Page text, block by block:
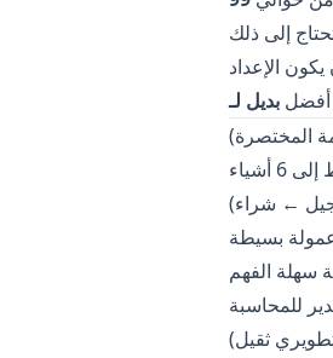
الإعداد
أفضل
المختصرة)
← شراء)
بسيطة
سهلة الفهم
للمحاسبة
ثقيل)